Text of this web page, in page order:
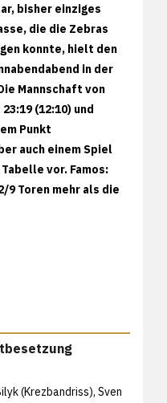
bisher einziges
die die Zebras
konnte, hielt den
in der
Mannschaft von
(12:10) und
Punkt
auch einem Spiel
vor. Famos:
9 Toren mehr als die
(Krezbandriss), Sven